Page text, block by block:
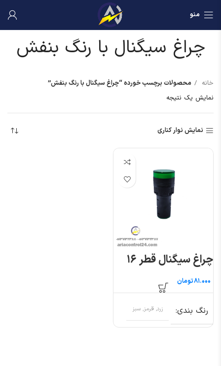
منو
چراغ سیگنال با رنگ بنفش
خانه
محصولات برچسب خورده “چراغ سیگنال با رنگ بنفش”
نمایش یک نتیجه
نمایش نوار کناری
چراغ سیگنال قطر ۱۶
تومان
رنگ بندی زرد, قرمز, سبز